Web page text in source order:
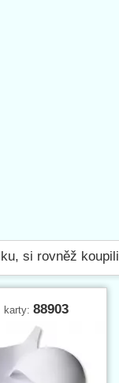
si rovněž koupili
karty: 88903